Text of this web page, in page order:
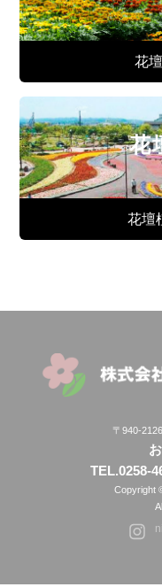
花
花
花壇
〒940-
TEL.0258-
Copyright